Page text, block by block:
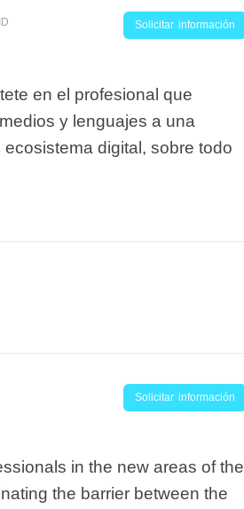
Solicitar información
en el profesional que
y lenguajes a una
digital, sobre todo
Solicitar información
in the new areas of the
the barrier between the